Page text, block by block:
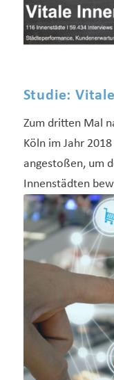
Studie:
Zum dritten Mal
Köln im Jahr
angestoßen, um
Innenstädten